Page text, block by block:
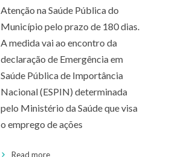
Atenção na Saúde Pública do
Município pelo prazo de 180 dias.
A medida vai ao encontro da
declaração de Emergência em
Saúde Pública de Importância
Nacional (ESPIN) determinada
pelo Ministério da Saúde que visa
o emprego de ações
Read more